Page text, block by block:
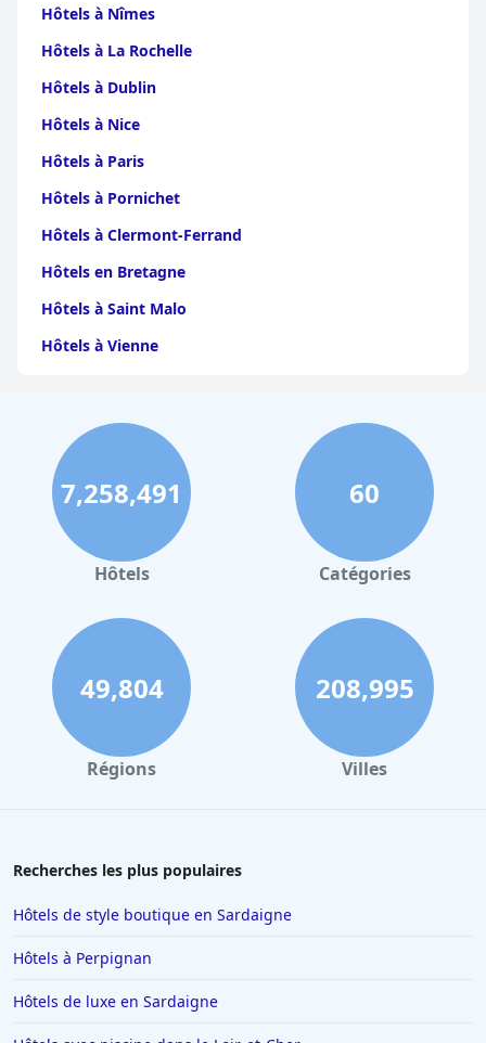
Hôtels à Nîmes
Hôtels à La Rochelle
Hôtels à Dublin
Hôtels à Nice
Hôtels à Paris
Hôtels à Pornichet
Hôtels à Clermont-Ferrand
Hôtels en Bretagne
Hôtels à Saint Malo
Hôtels à Vienne
Hôtels à Perpignan
Hôtels au Grand-Bornand
Hôtels à Strasbourg
Hôtels à Valence
Hôtels à Gerardmer
Hôtels à Nantes
Hôtels à Tours
Hôtels à Concarneau
Hôtels à Saintes
Hôtels à Aix-les-Bains
Hôtels à Ténériffe
Hôtels à Plailly
7,258,491
Hôtels
60
Catégories
49,804
Régions
208,995
Villes
Recherches les plus populaires
Hôtels de style boutique en Sardaigne
Hôtels à Perpignan
Hôtels de luxe en Sardaigne